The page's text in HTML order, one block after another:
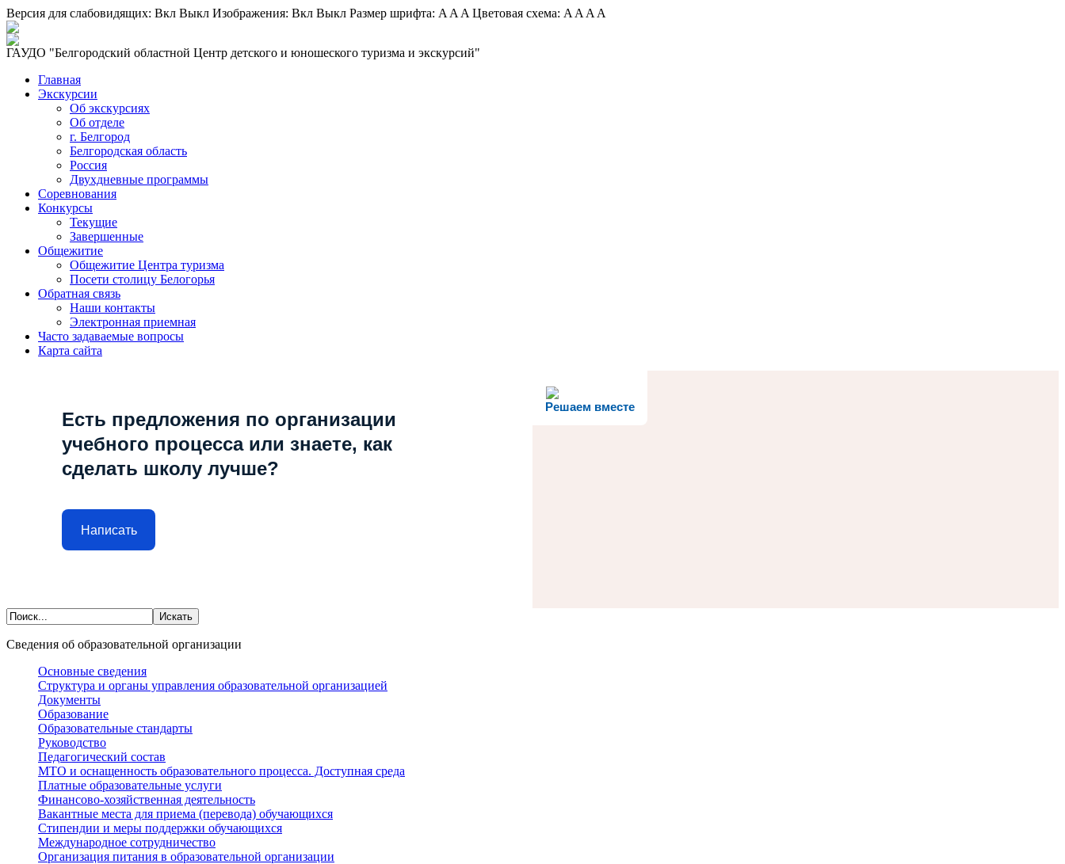
Версия для слабовидящих: Вкл Выкл Изображения: Вкл Выкл Размер шрифта: A A A Цветовая схема: A A A A
ГАУДО "Белгородский областной Центр детского и юношеского туризма и экскурсий"
Главная
Экскурсии
Об экскурсиях
Об отделе
г. Белгород
Белгородская область
Россия
Двухдневные программы
Соревнования
Конкурсы
Текущие
Завершенные
Общежитие
Общежитие Центра туризма
Посети столицу Белогорья
Обратная связь
Наши контакты
Электронная приемная
Часто задаваемые вопросы
Карта сайта
Решаем вместе
Есть предложения по организации
учебного процесса или знаете, как
сделать школу лучше?
Написать
Сведения об образовательной организации
Основные сведения
Структура и органы управления образовательной организацией
Документы
Образование
Образовательные стандарты
Руководство
Педагогический состав
МТО и оснащенность образовательного процесса. Доступная среда
Платные образовательные услуги
Финансово-хозяйственная деятельность
Вакантные места для приема (перевода) обучающихся
Стипендии и меры поддержки обучающихся
Международное сотрудничество
Организация питания в образовательной организации